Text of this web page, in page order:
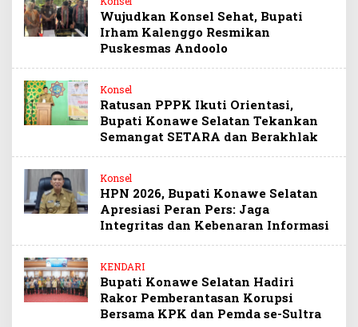
Wujudkan Konsel Sehat, Bupati
Irham Kalenggo Resmikan
Puskesmas Andoolo
Konsel
Ratusan PPPK Ikuti Orientasi,
Bupati Konawe Selatan Tekankan
Semangat SETARA dan Berakhlak
Konsel
HPN 2026, Bupati Konawe Selatan
Apresiasi Peran Pers: Jaga
Integritas dan Kebenaran Informasi
KENDARI
Bupati Konawe Selatan Hadiri
Rakor Pemberantasan Korupsi
Bersama KPK dan Pemda se-Sultra